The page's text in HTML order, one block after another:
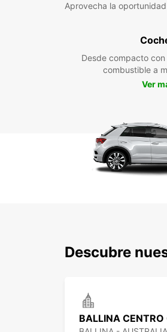
Aprovecha la
Desde compacto
combustible a
Ver
Descubre
BALLINA CENTRO